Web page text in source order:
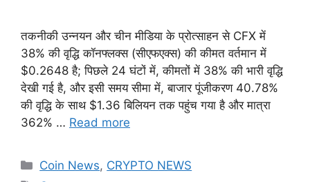
तकनीकी उन्नयन और चीन मीडिया के प्रोत्साहन से CFX में
38% की वृद्धि कॉनफ्लक्स (सीएफएक्स) की कीमत वर्तमान में
$0.2648 है; पिछले 24 घंटों में, कीमतों में 38% की भारी वृद्धि
देखी गई है, और इसी समय सीमा में, बाजार पूंजीकरण 40.78%
की वृद्धि के साथ $1.36 बिलियन तक पहुंच गया है और मात्रा
362% … Read more
Categories
Coin News, CRYPTO NEWS